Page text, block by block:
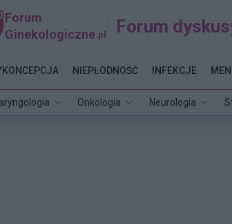
Forum
Ginekologiczne .pl Forum
Onkologia Neurologia
NIEPŁODNOŚĆ INFEKCJE